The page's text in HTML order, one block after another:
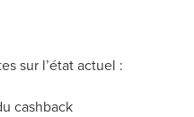
sur l’état actuel :
cashback